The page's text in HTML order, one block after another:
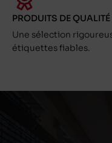
PRODUITS DE QUALITÉ
Une sélection
étiquettes fiables.